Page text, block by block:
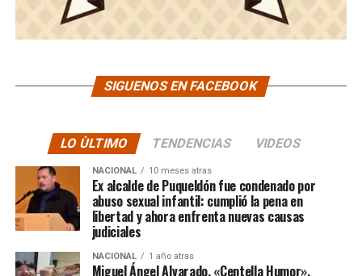
SIGUENOS EN FACEBOOK
LO ÙLTIMO TENDENCIAS VIDEOS
NACIONAL 10 meses atras
Ex alcalde de Puqueldón fue condenado por
abuso sexual infantil: cumplió la pena en
libertad y ahora enfrenta nuevas causas
judiciales
NACIONAL 1 año atras
Miguel Ángel Alvarado, «Centella Humor»,